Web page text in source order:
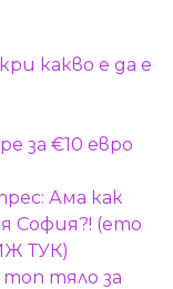
какво е да е
за €10 евро
Ама как
София?! (ето
ТУК)
топ тяло за